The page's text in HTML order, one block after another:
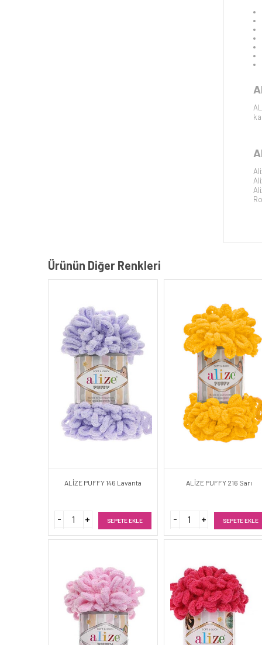
Ürünün Diğer Renkleri
ALİZE PUFFY 146 Lavanta
SEPETE EKLE
ALİZE PUFFY 216 Sarı
SEPETE EKLE